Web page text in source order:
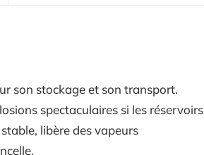
son stockage et son transport.
spectaculaires si les réservoirs
libère des vapeurs